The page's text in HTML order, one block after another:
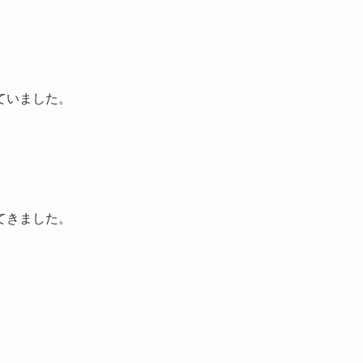
ました。
ました。